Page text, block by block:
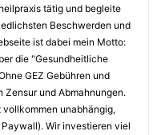
tätig und begleite
Beschwerden und
ist dabei mein Motto:
die "Gesundheitliche
GEZ Gebühren und
und Abmahnungen.
unabhängig,
Wir investieren viel